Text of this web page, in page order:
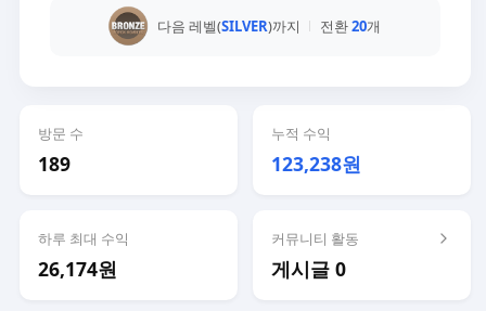
다음 레벨(SILVER)까지 전환20개
방문 수
189
누적 수익
123,238원
하루 최대 수익
26,174원
커뮤니티 활동
게시글 0